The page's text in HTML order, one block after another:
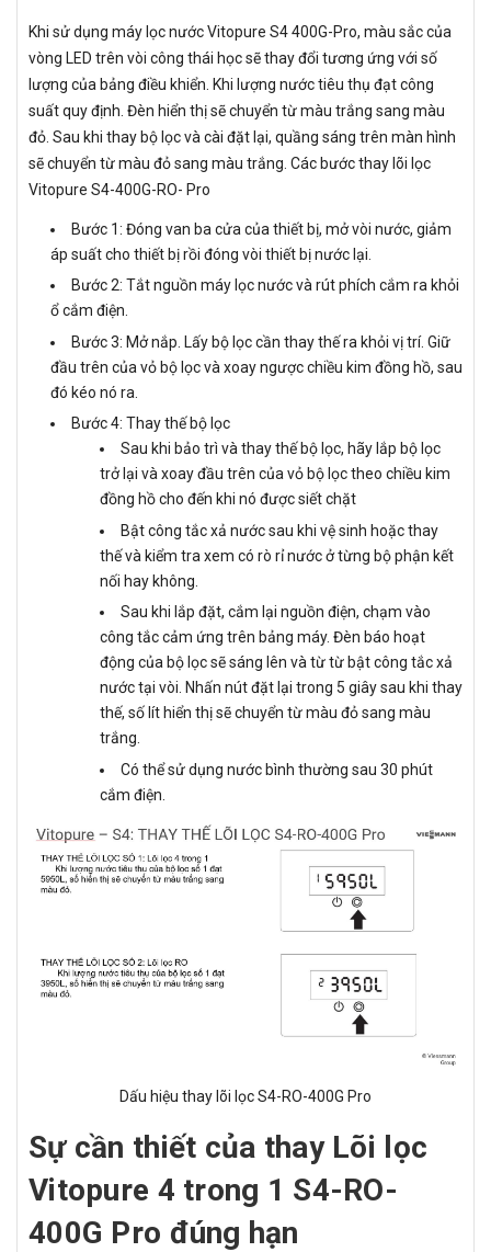
Khi sử dụng máy lọc nước Vitopure S4 400G-Pro, màu sắc của
vòng LED trên vòi công thái học sẽ thay đổi tương ứng với số
lượng của bảng điều khiển. Khi lượng nước tiêu thụ đạt công
suất quy định. Đèn hiển thị sẽ chuyển từ màu trắng sang màu
đỏ. Sau khi thay bộ lọc và cài đặt lại, quầng sáng trên màn hình
sẽ chuyển từ màu đỏ sang màu trắng. Các bước thay lõi lọc
Vitopure S4-400G-RO- Pro
Bước 1: Đóng van ba cửa của thiết bị, mở vòi nước, giảm
áp suất cho thiết bị rồi đóng vòi thiết bị nước lại.
Bước 2: Tắt nguồn máy lọc nước và rút phích cắm ra khỏi
ổ cắm điện.
Bước 3: Mở nắp. Lấy bộ lọc cần thay thế ra khỏi vị trí. Giữ
đầu trên của vỏ bộ lọc và xoay ngược chiều kim đồng hồ, sau
đó kéo nó ra.
Bước 4: Thay thế bộ lọc
Sau khi bảo trì và thay thế bộ lọc, hãy lắp bộ lọc
trở lại và xoay đầu trên của vỏ bộ lọc theo chiều kim
đồng hồ cho đến khi nó được siết chặt
Bật công tắc xả nước sau khi vệ sinh hoặc thay
thế và kiểm tra xem có rò rỉ nước ở từng bộ phận kết
nối hay không.
Sau khi lắp đặt, cắm lại nguồn điện, chạm vào
công tắc cảm ứng trên bảng máy. Đèn báo hoạt
động của bộ lọc sẽ sáng lên và từ từ bật công tắc xả
nước tại vòi. Nhấn nút đặt lại trong 5 giây sau khi thay
thế, số lít hiển thị sẽ chuyển từ màu đỏ sang màu
trắng.
Có thể sử dụng nước bình thường sau 30 phút
cắm điện.
Dấu hiệu thay lõi lọc S4-RO-400G Pro
Sự cần thiết của thay Lõi lọc
Vitopure 4 trong 1 S4-RO-
400G Pro đúng hạn